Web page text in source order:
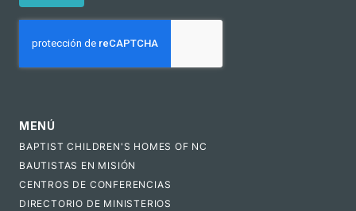
MENÚ
BAPTIST CHILDREN'S HOMES OF NC
BAUTISTAS EN MISIÓN
CENTROS DE CONFERENCIAS
DIRECTORIO DE MINISTERIOS